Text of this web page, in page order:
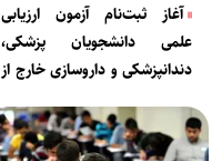
آغاز ثبت‌نام آزمون ارزیابی
علمی دانشجویان پزشکی،
دندانپزشکی و داروسازی خارج از